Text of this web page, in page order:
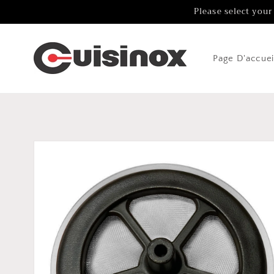
Please select
Page D'accueil